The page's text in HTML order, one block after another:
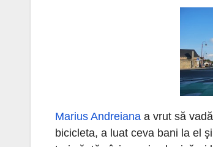
Marius Andreiana a vrut să
bicicleta, a luat ceva bani la el